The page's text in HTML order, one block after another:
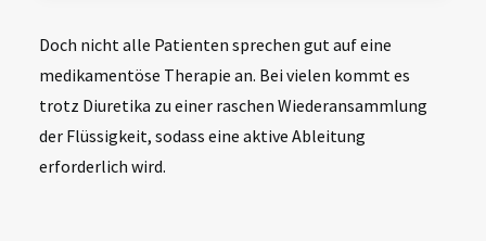
Doch nicht alle Patienten sprechen gut auf eine
medikamentöse Therapie an. Bei vielen kommt es
trotz Diuretika zu einer raschen Wiederansammlung
der Flüssigkeit, sodass eine aktive Ableitung
erforderlich wird.